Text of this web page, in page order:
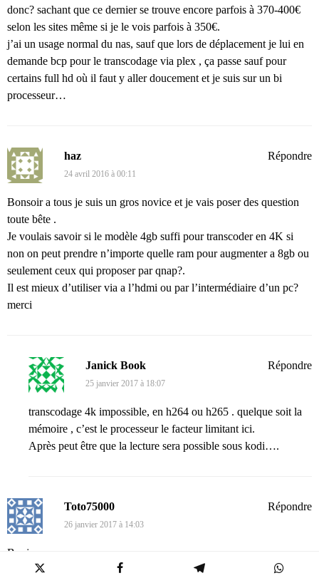
donc? sachant que ce dernier se trouve encore parfois à 370-400€
selon les sites même si je le vois parfois à 350€.
j’ai un usage normal du nas, sauf que lors de déplacement je lui en
demande bcp pour le transcodage via plex , ça passe sauf pour
certains full hd où il faut y aller doucement et je suis sur un bi
processeur…
haz
24 avril 2016 à 00:11
Bonsoir a tous je suis un gros novice et je vais poser des question
toute bête .
Je voulais savoir si le modèle 4gb suffi pour transcoder en 4K si
non on peut prendre n’importe quelle ram pour augmenter a 8gb ou
seulement ceux qui proposer par qnap?.
Il est mieux d’utiliser via a l’hdmi ou par l’intermédiaire d’un pc?
merci
Répondre
Janick Book
25 janvier 2017 à 18:07
transcodage 4k impossible, en h264 ou h265 . quelque soit la
mémoire , c’est le processeur le facteur limitant ici.
Après peut être que la lecture sera possible sous kodi….
Répondre
Toto75000
26 janvier 2017 à 14:03
Bonjour,
Répondre